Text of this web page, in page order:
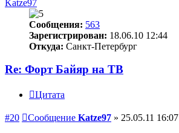
Katze97
Сообщения: 563
Зарегистрирован: 18.06.10 12:44
Откуда: Санкт-Петербург
Re: Форт Байяр на ТВ
Цитата
#20 Сообщение Katze97 » 25.05.11 16:07